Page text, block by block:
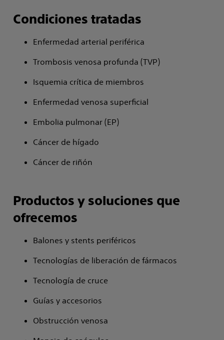
Condiciones tratadas
Enfermedad arterial periférica
Trombosis venosa profunda (TVP)
Isquemia crítica de miembros
Enfermedad venosa superficial
Embolia pulmonar (EP)
Cáncer de hígado
Cáncer de riñón
Productos y soluciones que
ofrecemos
Balones y stents periféricos
Tecnologías de liberación de fármacos
Tecnología de cruce
Guías y accesorios
Obstrucción venosa